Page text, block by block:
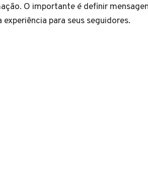
O importante é definir
para seus seguidores.